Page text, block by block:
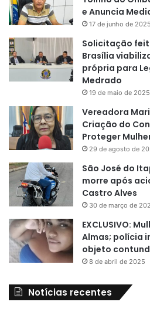
e Anuncia
17 de junho de 2025
Solicitação
Brasília
própria para
Medrado
19 de maio de 2025
Vereadora
Criação do
Proteger
29 de agosto de
São José do
morre após
Castro Alves
30 de março de
EXCLUSIVO:
Almas; polícia
objeto
8 de abril de 2025
Notícias recentes